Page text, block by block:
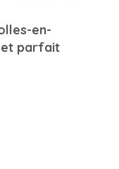
en-
et parfait